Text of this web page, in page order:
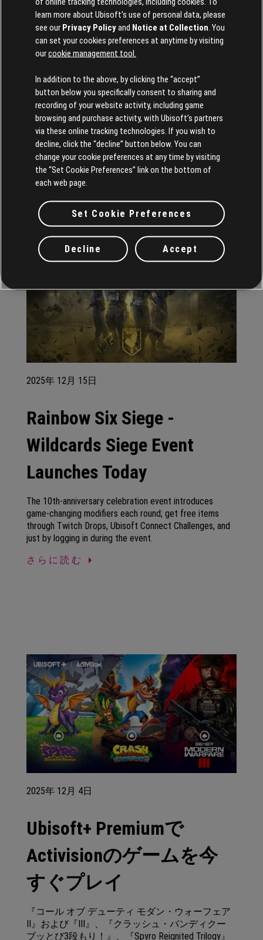
2026年 10日
Play Skull and Bones: Eye
of the Beast Today
Battle a ferocious Kraken, deal damage in the new large-
sized Corvette ship, turn the tide in the Faction War, new
sea shanties, and more in this exciting new season.
さらに読む
2025年 12月 15日
Rainbow Six Siege -
Wildcards Siege Event
Launches Today
The 10th-anniversary celebration event introduces
game-changing modifiers each round; get free items
through Twitch Drops, Ubisoft Connect Challenges, and
just by logging in during the event.
さらに読む
2025年 12月 4日
Ubisoft+ Premiumで
Activisionのゲームを今
すぐプレイ
『コール オブ デューティ モダン・ウォーフェア
II』および『III』、『クラッシュ・バンディクー
ブッとび3段もり！』、『Spyro Reignited Trilogy』
learn more about Ubisoft's use of personal data, please
see our Privacy Policyand Notice at Collection . You
can set your cookies preferences at anytime by visiting
ourcookie management tool.
In addition to the above, by clicking the “accept”
button below you specifically consent to sharing and
recording of your website activity, including game
browsing and purchase activity, with Ubisoft’s partners
via these online tracking technologies. If you wish to
decline, click the “decline” button below. You can
change your cookie preferences at any time by visiting
the “Set Cookie Preferences” link on the bottom of
each web page.
Set Cookie Preferences
Decline Accept